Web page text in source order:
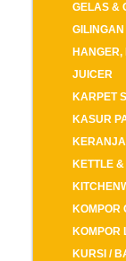
GELAS &
GILINGAN
HANGER,
JUICER
KARPET
KASUR
KETTLE &
KOMPOR
KOMPOR
KURSI /